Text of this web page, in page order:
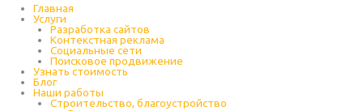
Главная
Услуги
Разработка сайтов
Контекстная реклама
Социальные сети
Поисковое продвижение
Узнать стоимость
Блог
Наши работы
Строительство, благоустройство